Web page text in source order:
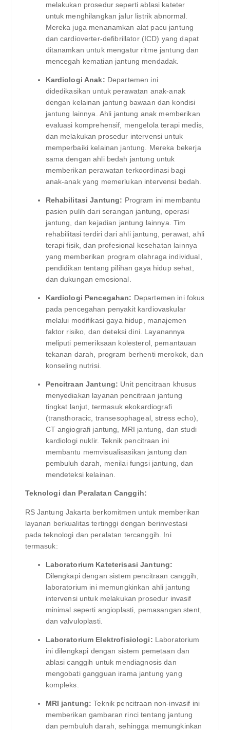
melakukan prosedur seperti ablasi kateter
untuk menghilangkan jalur listrik abnormal.
Mereka juga menanamkan alat pacu jantung
dan cardioverter-defibrillator (ICD) yang dapat
ditanamkan untuk mengatur ritme jantung dan
mencegah kematian jantung mendadak.
Kardiologi Anak: Departemen ini
didedikasikan untuk perawatan anak-anak
dengan kelainan jantung bawaan dan kondisi
jantung lainnya. Ahli jantung anak memberikan
evaluasi komprehensif, mengelola terapi medis,
dan melakukan prosedur intervensi untuk
memperbaiki kelainan jantung. Mereka bekerja
sama dengan ahli bedah jantung untuk
memberikan perawatan terkoordinasi bagi
anak-anak yang memerlukan intervensi bedah.
Rehabilitasi Jantung: Program ini membantu
pasien pulih dari serangan jantung, operasi
jantung, dan kejadian jantung lainnya. Tim
rehabilitasi terdiri dari ahli jantung, perawat, ahli
terapi fisik, dan profesional kesehatan lainnya
yang memberikan program olahraga individual,
pendidikan tentang pilihan gaya hidup sehat,
dan dukungan emosional.
Kardiologi Pencegahan: Departemen ini fokus
pada pencegahan penyakit kardiovaskular
melalui modifikasi gaya hidup, manajemen
faktor risiko, dan deteksi dini. Layanannya
meliputi pemeriksaan kolesterol, pemantauan
tekanan darah, program berhenti merokok, dan
konseling nutrisi.
Pencitraan Jantung: Unit pencitraan khusus
menyediakan layanan pencitraan jantung
tingkat lanjut, termasuk ekokardiografi
(transthoracic, transesophageal, stress echo),
CT angiografi jantung, MRI jantung, dan studi
kardiologi nuklir. Teknik pencitraan ini
membantu memvisualisasikan jantung dan
pembuluh darah, menilai fungsi jantung, dan
mendeteksi kelainan.
Teknologi dan Peralatan Canggih:
RS Jantung Jakarta berkomitmen untuk memberikan
layanan berkualitas tertinggi dengan berinvestasi
pada teknologi dan peralatan tercanggih. Ini
termasuk:
Laboratorium Kateterisasi Jantung:
Dilengkapi dengan sistem pencitraan canggih,
laboratorium ini memungkinkan ahli jantung
intervensi untuk melakukan prosedur invasif
minimal seperti angioplasti, pemasangan stent,
dan valvuloplasti.
Laboratorium Elektrofisiologi: Laboratorium
ini dilengkapi dengan sistem pemetaan dan
ablasi canggih untuk mendiagnosis dan
mengobati gangguan irama jantung yang
kompleks.
MRI jantung: Teknik pencitraan non-invasif ini
memberikan gambaran rinci tentang jantung
dan pembuluh darah, sehingga memungkinkan